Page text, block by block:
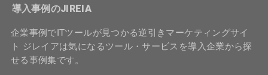
導入事例のJIREIA
企業事例でITツールが見つかる逆引きマーケティングサイ
ト ジレイアは気になるツール・サービスを導入企業から探
せる事例集です。